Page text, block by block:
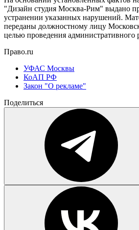
"Дизайн студия Москва-Рим" выдано
устранении указанных нарушений.
переданы должностному лицу
целью проведения административного
Право.ru
УФАС Москвы
КоАП РФ
Закон "О рекламе"
Поделиться